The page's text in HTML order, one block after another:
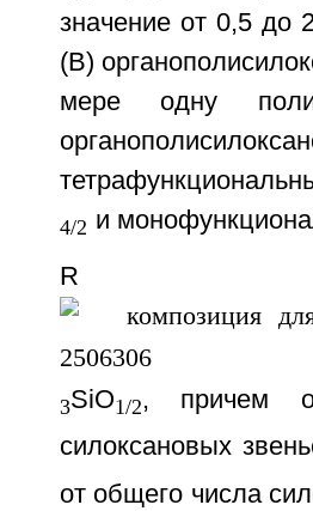
значение от 0,5 до
(В)
мере одну
4/2 и
R
3SiO1/2, причем
силоксановых
от общего числа